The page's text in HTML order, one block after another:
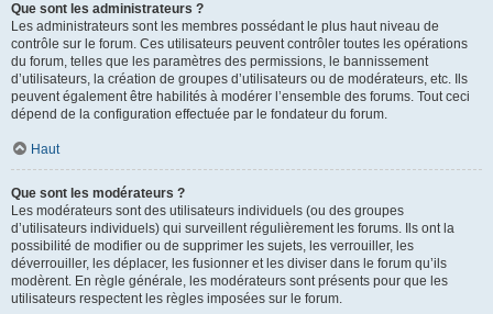
Que sont les administrateurs ?
Les administrateurs sont les membres possédant le plus haut niveau de
contrôle sur le forum. Ces utilisateurs peuvent contrôler toutes les opérations
du forum, telles que les paramètres des permissions, le bannissement
d’utilisateurs, la création de groupes d’utilisateurs ou de modérateurs, etc. Ils
peuvent également être habilités à modérer l’ensemble des forums. Tout ceci
dépend de la configuration effectuée par le fondateur du forum.
Haut
Que sont les modérateurs ?
Les modérateurs sont des utilisateurs individuels (ou des groupes
d’utilisateurs individuels) qui surveillent régulièrement les forums. Ils ont la
possibilité de modifier ou de supprimer les sujets, les verrouiller, les
déverrouiller, les déplacer, les fusionner et les diviser dans le forum qu’ils
modèrent. En règle générale, les modérateurs sont présents pour que les
utilisateurs respectent les règles imposées sur le forum.